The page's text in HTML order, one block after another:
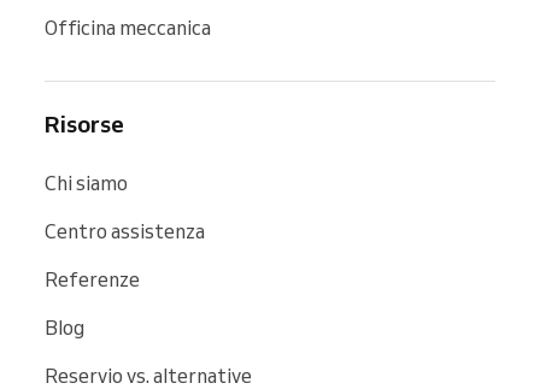
Officina meccanica
Risorse
Chi siamo
Centro assistenza
Referenze
Blog
Reservio vs. alternative